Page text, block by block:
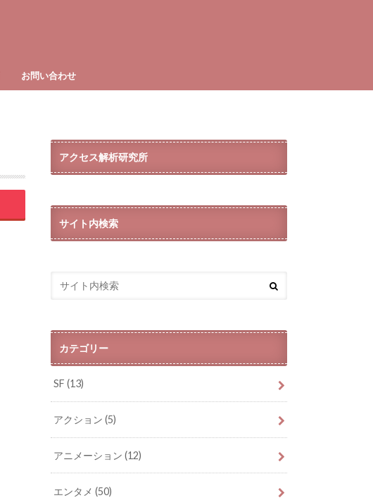
お問い合わせ
アクセス解析研究所
サイト内検索
カテゴリー
SF(13)
アクション(5)
アニメーション(12)
エンタメ(50)